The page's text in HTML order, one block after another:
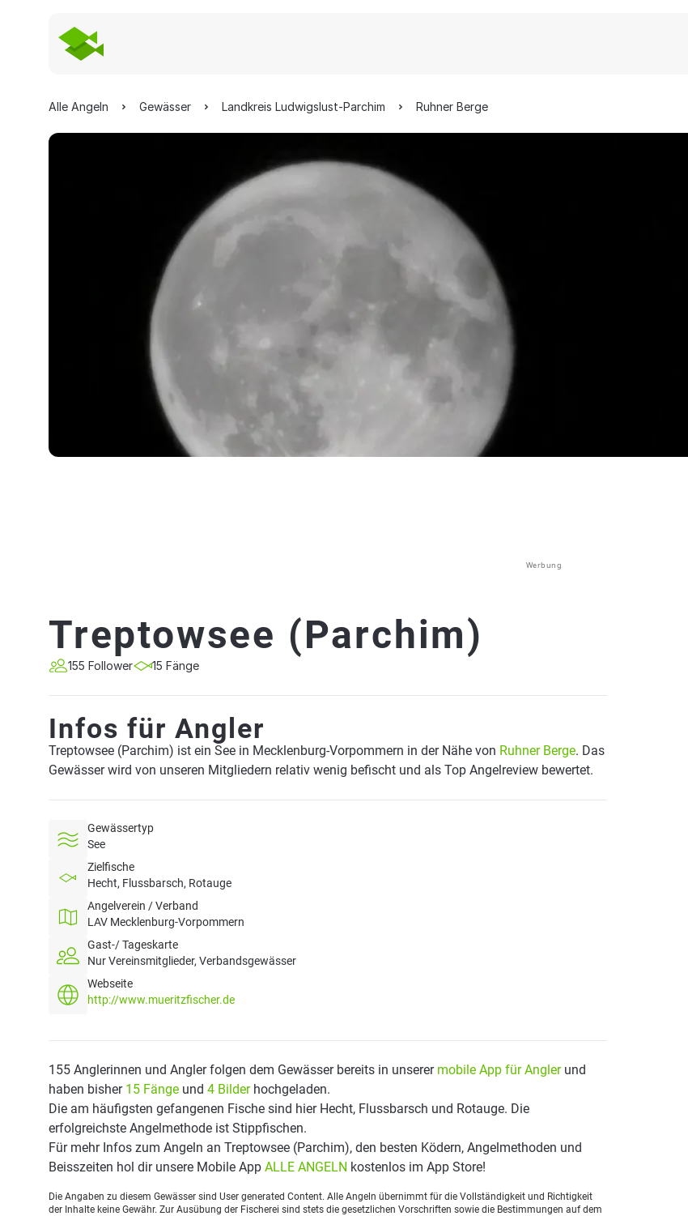
Alle Angeln Gewässer Landkreis Ludwigslust-Parchim Ruhner Berge
Werbung
Treptowsee (Parchim)
155 Follower 15 Fänge
Infos für Angler
Treptowsee (Parchim) ist ein See in Mecklenburg-Vorpommern in der Nähe von Ruhner Berge. Das
Gewässer wird von unseren Mitgliedern relativ wenig befischt und als Top Angelreview bewertet.
Gewässertyp
See
Zielfische
Hecht, Flussbarsch, Rotauge
Angelverein / Verband
LAV Mecklenburg-Vorpommern
Gast-/ Tageskarte
Nur Vereinsmitglieder, Verbandsgewässer
Webseite
http://www.mueritzfischer.de
155 Anglerinnen und Angler folgen dem Gewässer bereits in unserer mobile App für Anglerund
haben bisher 15 Fänge und 4 Bilderhochgeladen.
Die am häufigsten gefangenen Fische sind hier Hecht, Flussbarsch und Rotauge. Die
erfolgreichste Angelmethode ist Stippfischen.
Für mehr Infos zum Angeln an Treptowsee (Parchim), den besten Ködern, Angelmethoden und
Beisszeiten hol dir unsere Mobile App ALLE ANGELN kostenlos im App Store!
Die Angaben zu diesem Gewässer sind User generated Content. Alle Angeln übernimmt für die Vollständigkeit und Richtigkeit
der Inhalte keine Gewähr. Zur Ausübung der Fischerei sind stets die gesetzlichen Vorschriften sowie die Bestimmungen auf dem